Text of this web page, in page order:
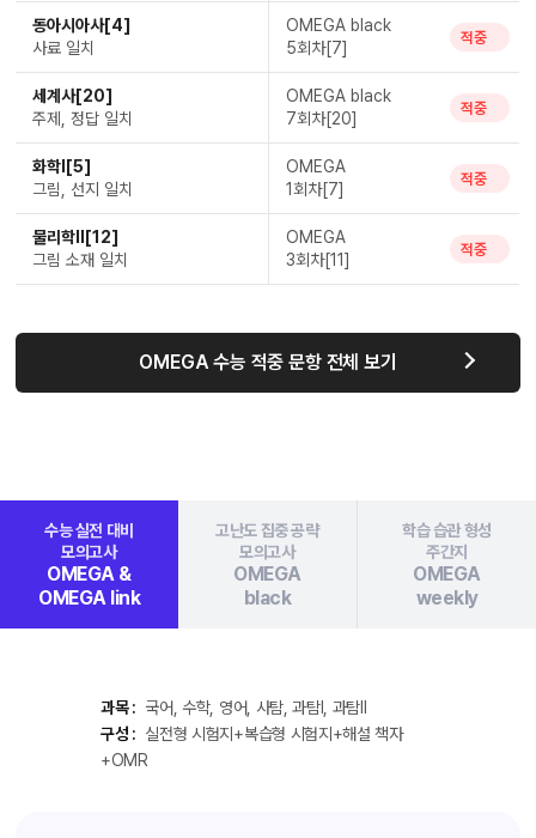
동아시아사[4]
사료 일치
OMEGA black
5회차[7]
적중
세계사[20]
주제, 정답 일치
OMEGA black
7회차[20]
적중
화학Ⅰ[5]
그림, 선지 일치
OMEGA
1회차[7]
적중
물리학Ⅱ[12]
그림 소재 일치
OMEGA
3회차[11]
적중
OMEGA 수능 적중 문항 전체 보기
수능 실전 대비
모의고사
OMEGA &
OMEGA link
고난도 집중 공략
모의고사
OMEGA
black
학습 습관 형성
주간지
OMEGA
weekly
과목 : 국어, 수학, 영어, 사탐, 과탐Ⅰ, 과탐Ⅱ
구성 : 실전형 시험지+복습형 시험지+해설 책자
+OMR